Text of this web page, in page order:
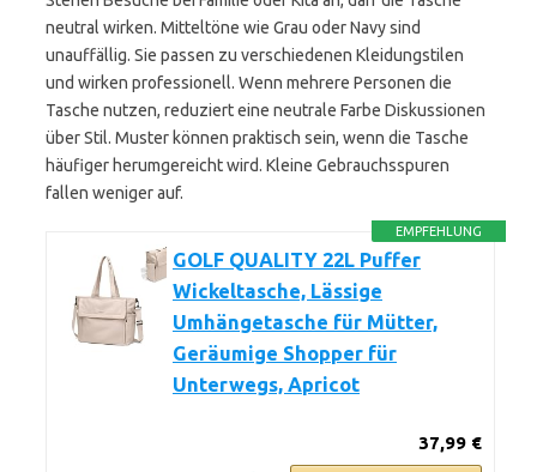
neutral wirken. Mitteltöne wie Grau oder Navy sind
unauffällig. Sie passen zu verschiedenen Kleidungstilen
und wirken professionell. Wenn mehrere Personen die
Tasche nutzen, reduziert eine neutrale Farbe Diskussionen
über Stil. Muster können praktisch sein, wenn die Tasche
häufiger herumgereicht wird. Kleine Gebrauchsspuren
fallen weniger auf.
EMPFEHLUNG
GOLF QUALITY 22L Puffer
Wickeltasche, Lässige
Umhängetasche für Mütter,
Geräumige Shopper für
Unterwegs, Apricot
37,99 €